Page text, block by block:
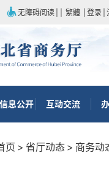
无障碍阅读 繁體 登录
息公开 互动交流
页 > 省厅动态 > 商务动